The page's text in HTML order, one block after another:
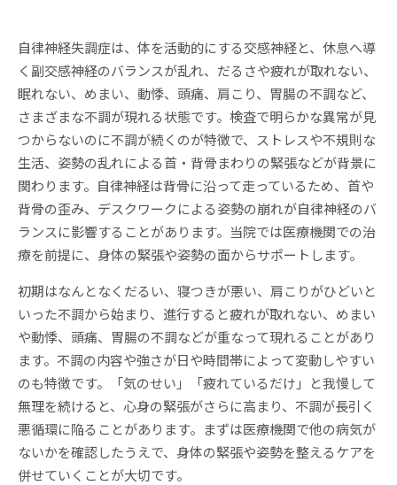
自律神経失調症は、体を活動的にする交感神経と、休息へ導
く副交感神経のバランスが乱れ、だるさや疲れが取れない、
眠れない、めまい、動悸、頭痛、肩こり、胃腸の不調など、
さまざまな不調が現れる状態です。検査で明らかな異常が見
つからないのに不調が続くのが特徴で、ストレスや不規則な
生活、姿勢の乱れによる首・背骨まわりの緊張などが背景に
関わります。自律神経は背骨に沿って走っているため、首や
背骨の歪み、デスクワークによる姿勢の崩れが自律神経のバ
ランスに影響することがあります。当院では医療機関での治
療を前提に、身体の緊張や姿勢の面からサポートします。
初期はなんとなくだるい、寝つきが悪い、肩こりがひどいと
いった不調から始まり、進行すると疲れが取れない、めまい
や動悸、頭痛、胃腸の不調などが重なって現れることがあり
ます。不調の内容や強さが日や時間帯によって変動しやすい
のも特徴です。「気のせい」「疲れているだけ」と我慢して
無理を続けると、心身の緊張がさらに高まり、不調が長引く
悪循環に陥ることがあります。まずは医療機関で他の病気が
ないかを確認したうえで、身体の緊張や姿勢を整えるケアを
併せていくことが大切です。